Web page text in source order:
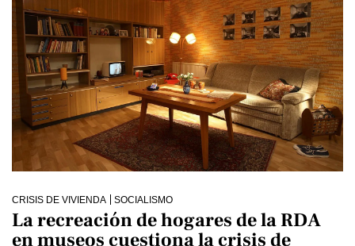
CRISIS DE VIVIENDA SOCIALISMO
La recreación de hogares de la RDA
en museos cuestiona la crisis de